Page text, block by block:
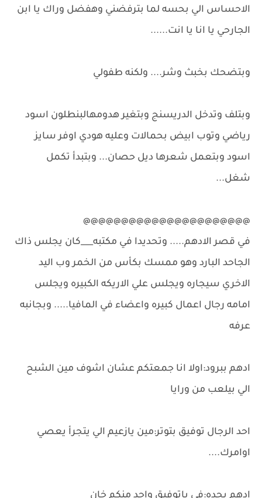
الاحساس الي بحسه لما بترفضني وهفضل وراك يا ابن
الجارحي يا انا يا انت......
وبتضحك بخبث وشر.... ولكنه طفولي
وبتلف وتدخل الدريسنج وبتغير هدومهالبنطلون اسود
رياضي وتوب ابيض بحمالات وعليه هودي اوفر سايز
اسود وبتعمل شعرها ديل حصان... وبتبدأ تكمل
شغل...
@@@@@@@@@@@@@@@@@@@@@@
في قصر الادهم..... وتحديدا في مكتبه___كان يجلس ذاك
الجاحد البارد وهو ممسك بكأس من الخمر وب اليد
الاخري سيجاره ويجلس علي الاريكه الكبيره ويجلس
امامه رجال اعمال كبيره واعضاء في المافيا..... وبجانبه
عرفه
ادهم ببرود:اولا انا جمعتكم عشان اشوف مين الشبح
الي بيلعب من ورايا
احد الرجال توفيق بتوتر:مين يازعيم الي يتجرأ يعصي
اوامرك....
ادهم بحده:في ياتوفيق واحد منكم خان